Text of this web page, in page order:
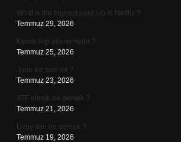
What is the highest paid job in Netflix ?
Temmuz 29, 2026
Kemik iliği ödemi nedir ?
Temmuz 25, 2026
June kız ismi mi ?
Temmuz 23, 2026
ATF olmak ne demek ?
Temmuz 21, 2026
Üvey aile ne demek ?
Temmuz 19, 2026